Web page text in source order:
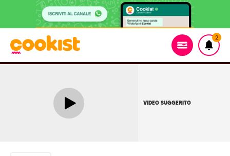
2
VIDEO SUGGERITO